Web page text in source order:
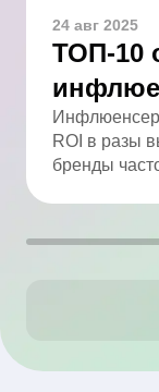
24 авг 2025
ТОП-10
ROI в разы
бренды
работают